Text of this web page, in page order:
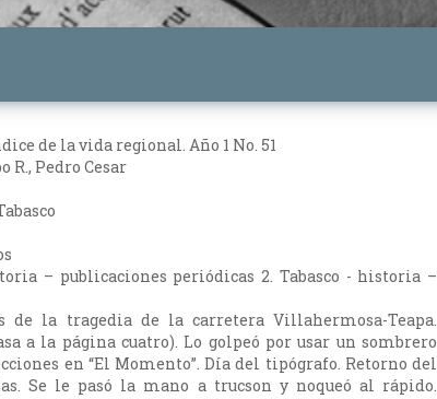
de la vida regional. Año 1 No. 51
R., Pedro Cesar
– publicaciones periódicas 2. Tabasco - historia –
de la tragedia de la carretera Villahermosa-Teapa.
a la página cuatro). Lo golpeó por usar un sombrero
en “El Momento”. Día del tipógrafo. Retorno del
Se le pasó la mano a trucson y noqueó al rápido.